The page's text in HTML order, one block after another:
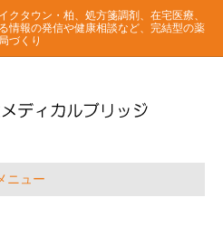
クタウン・柏、処方箋調剤、在宅医療、
情報の発信や健康相談など、完結型の薬
局づくり
ニュー